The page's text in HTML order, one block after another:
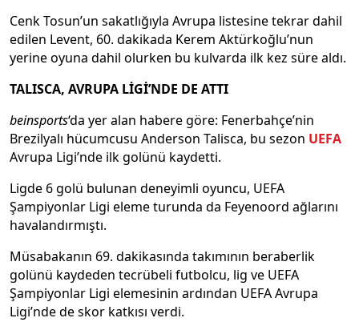
Cenk Tosun’un sakatlığıyla Avrupa listesine tekrar dahil
edilen Levent, 60. dakikada Kerem Aktürkoğlu’nun
yerine oyuna dahil olurken bu kulvarda ilk kez süre aldı.
TALISCA, AVRUPA LİGİ’NDE DE ATTI
beinsports‘da yer alan habere göre: Fenerbahçe’nin
Brezilyalı hücumcusu Anderson Talisca, bu sezon UEFA
Avrupa Ligi’nde ilk golünü kaydetti.
Ligde 6 golü bulunan deneyimli oyuncu, UEFA
Şampiyonlar Ligi eleme turunda da Feyenoord ağlarını
havalandırmıştı.
Müsabakanın 69. dakikasında takımının beraberlik
golünü kaydeden tecrübeli futbolcu, lig ve UEFA
Şampiyonlar Ligi elemesinin ardından UEFA Avrupa
Ligi’nde de skor katkısı verdi.